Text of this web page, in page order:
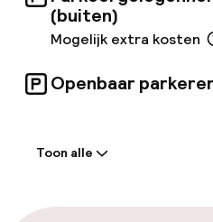
(buiten)
Mogelijk extra kosten
Openbaar
Meertalige
Toon alle